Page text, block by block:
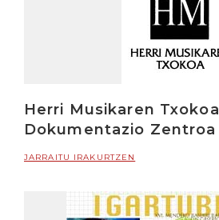
Herri Musikaren Txokoa
Dokumentazio Zentroa
JARRAITU IRAKURTZEN